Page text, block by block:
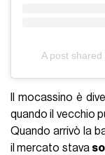
A post
Il mocassino è
quando il vecchio
Quando arrivò la
il mercato stava